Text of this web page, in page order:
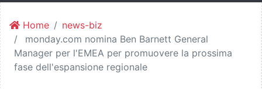
Home
news-biz
monday.com nomina Ben Barnett General
Manager per l'EMEA per promuovere la prossima
fase dell'espansione regionale